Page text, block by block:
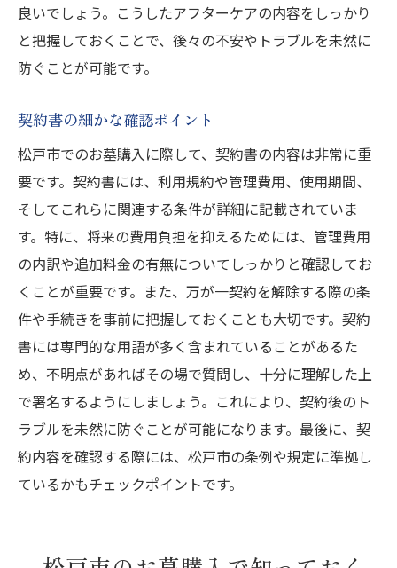
良いでしょう。こうしたアフターケアの内容をしっかり
と把握しておくことで、後々の不安やトラブルを未然に
防ぐことが可能です。
契約書の細かな確認ポイント
松戸市でのお墓購入に際して、契約書の内容は非常に重
要です。契約書には、利用規約や管理費用、使用期間、
そしてこれらに関連する条件が詳細に記載されていま
す。特に、将来の費用負担を抑えるためには、管理費用
の内訳や追加料金の有無についてしっかりと確認してお
くことが重要です。また、万が一契約を解除する際の条
件や手続きを事前に把握しておくことも大切です。契約
書には専門的な用語が多く含まれていることがあるた
め、不明点があればその場で質問し、十分に理解した上
で署名するようにしましょう。これにより、契約後のト
ラブルを未然に防ぐことが可能になります。最後に、契
約内容を確認する際には、松戸市の条例や規定に準拠し
ているかもチェックポイントです。